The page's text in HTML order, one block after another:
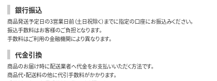
銀行振込
商品発送予定日の3営業日前（土日祝除く）までに指定の口座にお振込みください。
振込手数料はお客様のご負担となります。
手数料はご利用の金融機関により異なります。
代金引換
商品のお届け時に配送業者へ代金をお支払いいただく方法です。
商品代・配送料の他に代引手数料がかかります。